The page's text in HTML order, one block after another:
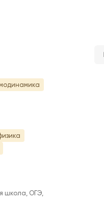
школа, ОГЭ,